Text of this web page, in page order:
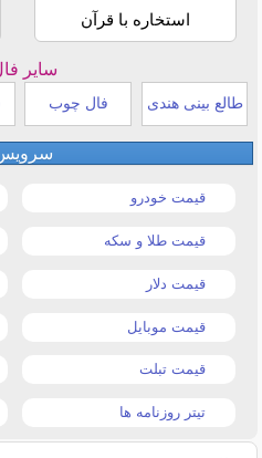
استخاره با قرآن
سایر
طالع بینی هندی فال چوب
قیمت خودرو
قیمت طلا و سکه
قیمت دلار
قیمت موبایل
قیمت تبلت
تیتر روزنامه ها